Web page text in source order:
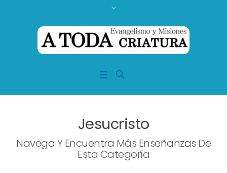
Jesucristo
Navega Y Encuentra Más Enseñanzas De
Esta Categoría